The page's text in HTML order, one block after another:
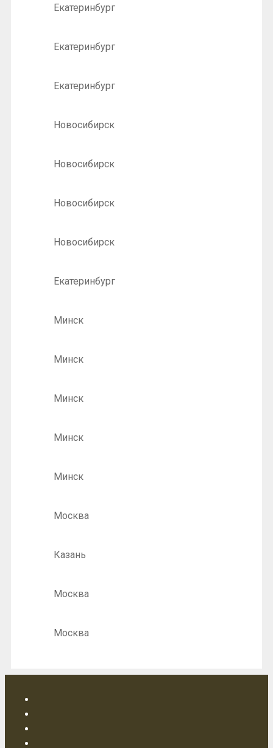
Екатеринбург
Екатеринбург
Екатеринбург
Новосибирск
Новосибирск
Новосибирск
Новосибирск
Екатеринбург
Минск
Минск
Минск
Минск
Минск
Москва
Казань
Москва
Москва